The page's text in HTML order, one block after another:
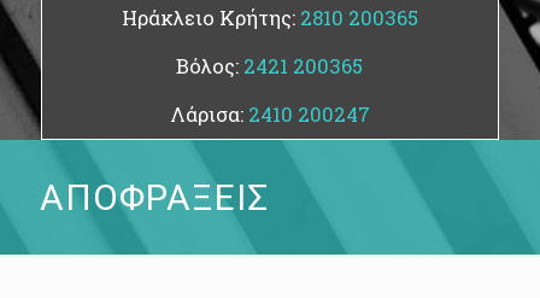
Ηράκλειο Κρήτης: 2810 200365
Βόλος: 2421 200365
Λάρισα: 2410 200247
ΑΠΟΦΡΑΞΕΙΣ